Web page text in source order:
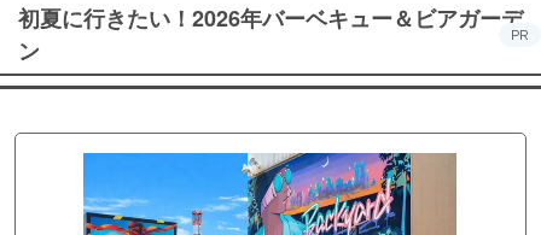
初夏に行きたい！2026年バーベキュー＆ビアガーデ
ン
PR